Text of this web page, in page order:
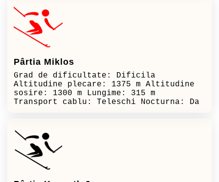
Pârtia Miklos
Grad de dificultate: Dificila
Altitudine plecare: 1375 m Altitudine
sosire: 1300 m Lungime: 315 m
Transport cablu: Teleschi Nocturna: Da